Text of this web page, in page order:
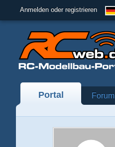
Anmelden oder registrieren
Portal Forum